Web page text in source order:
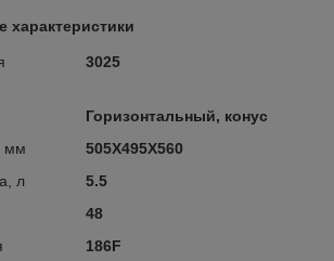
характеристики
3025
Горизонтальный, конус
мм
505Х495Х560
л
5.5
48
186F